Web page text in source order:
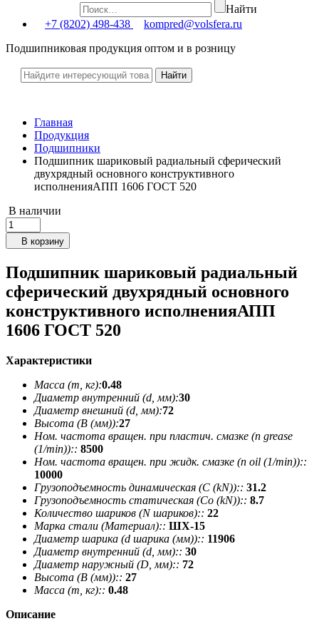
Найти
+7 (8202) 498-438
kompred@volsfera.ru
Подшипниковая продукция оптом и в розницу
Главная
Продукция
Подшипники
Подшипник шариковый радиальный сферический
двухрядный основного конструктивного
исполненияАПП 1606 ГОСТ 520
В наличии
В корзину
Подшипник шариковый радиальный
сферический двухрядный основного
конструктивного исполненияАПП
1606 ГОСТ 520
Характеристики
Масса (m, кг):0.48
Диаметр внутренний (d, мм):30
Диаметр внешний (d, мм):72
Высота (В (мм)):27
Ном. частота вращен. при пластич. смазке (n grease
(1/min)):: 8500
Ном. частота вращен. при жидк. смазке (n oil (1/min))::
10000
Грузоподъемность динамическая (C (kN)):: 31.2
Грузоподъемность статическая (Co (kN)):: 8.7
Количество шариков (N шариков):: 22
Марка стали (Материал):: ШХ-15
Диаметр шарика (d шарика (мм)):: 11906
Диаметр внутренний (d, мм):: 30
Диаметр наружный (D, мм):: 72
Высота (В (мм)):: 27
Масса (m, кг):: 0.48
Описание